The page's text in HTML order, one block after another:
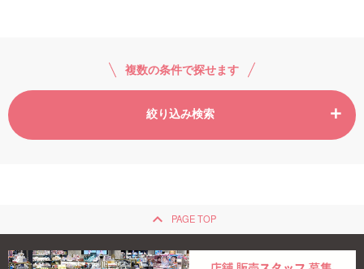
複数の条件で探せます
絞り込み検索
keyboard_arrow_up PAGE TOP